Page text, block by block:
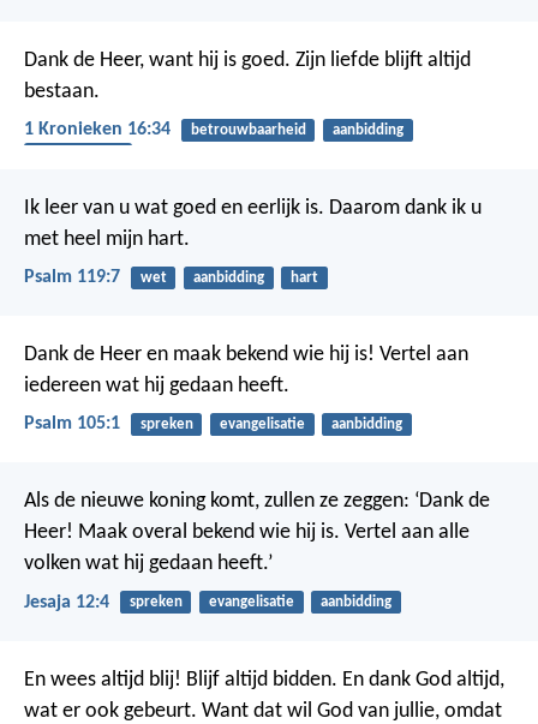
Dank de Heer, want hij is goed. Zijn liefde blijft altijd
bestaan.
1 Kronieken 16:34 betrouwbaarheid
aanbidding
Ik leer van u wat goed en eerlijk is. Daarom dank ik u
met heel mijn hart.
Psalm 119:7 wet aanbidding hart
Dank de Heer en maak bekend wie hij is! Vertel aan
iedereen wat hij gedaan heeft.
Psalm 105:1 spreken evangelisatie aanbidding
Als de nieuwe koning komt, zullen ze zeggen: ‘Dank de
Heer! Maak overal bekend wie hij is. Vertel aan alle
volken wat hij gedaan heeft.’
Jesaja 12:4 spreken evangelisatie aanbidding
En wees altijd blij! Blijf altijd bidden. En dank God altijd,
wat er ook gebeurt. Want dat wil God van jullie, omdat